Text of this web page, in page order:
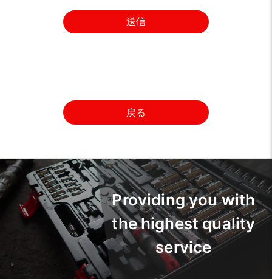
送信
戻る
Providing you with
the highest quality
service